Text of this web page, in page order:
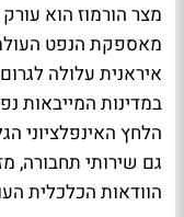
מאספקת הנפט
איראנית עלולה
במדינות המייבאות
הלחץ האינפלציוני
גם שירותי תחבורה,
הוודאות הכלכלית